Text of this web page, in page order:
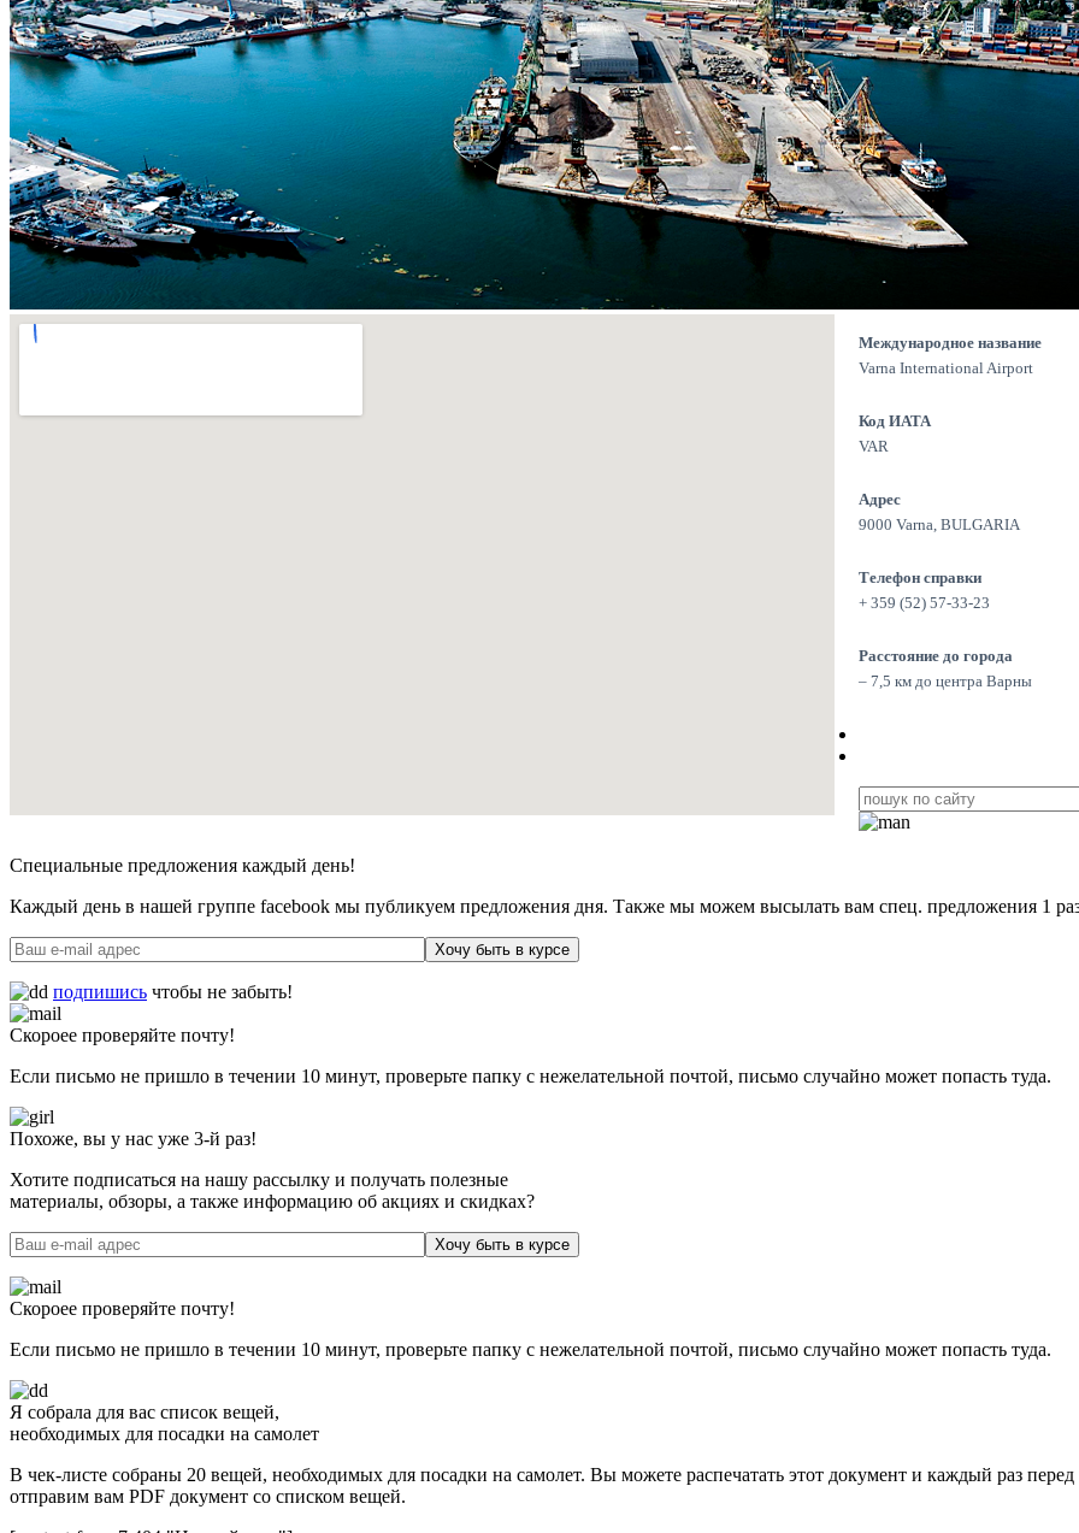
Международное название
Varna International Airport
Код ИАТА
VAR
Адрес
9000 Varna, BULGARIA
Телефон справки
+ 359 (52) 57-33-23
Расстояние до города
– 7,5 км до центра Варны
Специальные предложения каждый день!
Каждый день в нашей группе facebook мы публикуем предложения дня. Также мы можем высылать вам спец. предложения 1
Хочу быть в курсе
подпишись чтобы не забыть!
Скороее проверяйте почту!
Если письмо не пришло в течении 10 минут, проверьте папку с нежелательной почтой, письмо случайно может попасть туда.
Похоже, вы у нас уже 3-й раз!
Хотите подписаться на нашу рассылку и получать полезные
материалы, обзоры, а также информацию об акциях и скидках?
Хочу быть в курсе
Скороее проверяйте почту!
Если письмо не пришло в течении 10 минут, проверьте папку с нежелательной почтой, письмо случайно может попасть туда.
Я собрала для вас список вещей,
необходимых для посадки на самолет
В чек-листе собраны 20 вещей, необходимых для посадки на самолет. Вы можете распечатать этот документ и каждый раз
отправим вам PDF документ со списком вещей.